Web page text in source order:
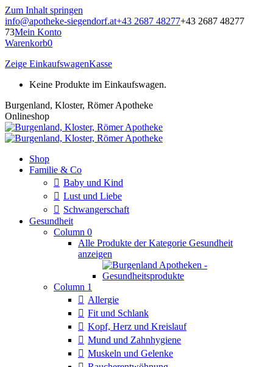
Zum Inhalt springen
info@apotheke-siegendorf.at+43 2687 48277+43 2687 48277
73Mein Konto
Warenkorb0
Zeige EinkaufswagenKasse
Keine Produkte im Einkaufswagen.
Burgenland, Kloster, Römer Apotheke
Onlineshop
Shop
Familie & Co
Baby und Kind
Lust und Liebe
Schwangerschaft
Gesundheit
Column 0
Alle Produkte der Kategorie Gesundheit
anzeigen
Column 1
Allergie
Fit und Schlank
Kopf, Herz und Kreislauf
Mund und Zahnhygiene
Muskeln und Gelenke